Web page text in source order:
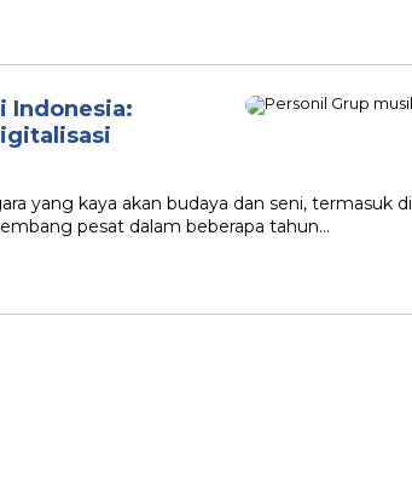
Indonesia:
yang kaya akan budaya dan seni, termasuk di
pesat dalam beberapa tahun…